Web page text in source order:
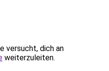
versucht, dich an
weiterzuleiten.